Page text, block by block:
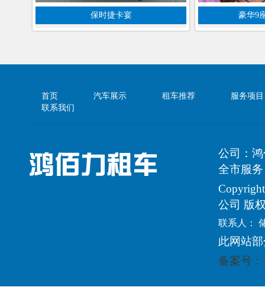
保时捷卡宴 豪华9
首页 汽车展示 租车推荐
服务项目
联系我们
公司：
全市服务
公司 版
联系人：
此网站
备案号：